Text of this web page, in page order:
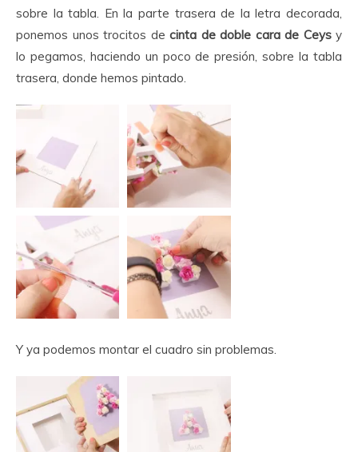
sobre la tabla. En la parte trasera de la letra decorada,
ponemos unos trocitos de cinta de doble cara de Ceysy
lo pegamos, haciendo un poco de presión, sobre la tabla
trasera, donde hemos pintado.
Y ya podemos montar el cuadro sin problemas.